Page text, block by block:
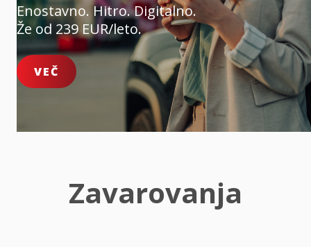
Enostavno. Hitro. Digitalno.
Že od 239 EUR/leto.
VEČ
Zavarovanja